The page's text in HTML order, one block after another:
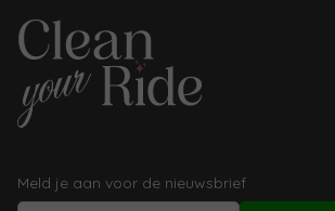
Meld je aan voor de nieuwsbrief